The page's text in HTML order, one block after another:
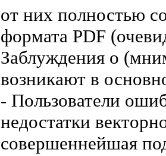
от них полностью
формата PDF
Заблуждения о
возникают в
- Пользователи
недостатки
совершеннейшая